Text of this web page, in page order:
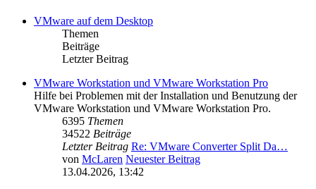
VMware auf dem Desktop
Themen
Beiträge
Letzter Beitrag
VMware Workstation und VMware Workstation Pro
Hilfe bei Problemen mit der Installation und Benutzung der
VMware Workstation und VMware Workstation Pro.
6395 Themen
34522 Beiträge
Letzter Beitrag Re: VMware Converter Split Da…
von McLaren Neuester Beitrag
13.04.2026, 13:42